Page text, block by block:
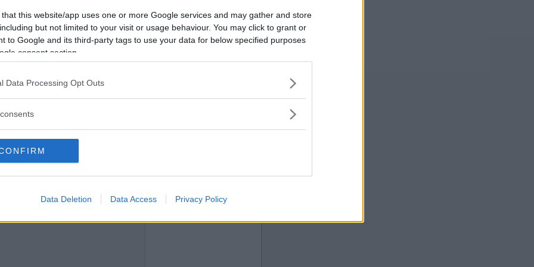
that this website/app uses one or more Google services and may gather and store
but not limited to your visit or usage behaviour. You may click to grant or
to Google and its third-party tags to use your data for below specified purposes
consent section.
Data Processing Opt Outs
Data Deletion Data Access Privacy Policy
saker om dig i seriöst och inte i snack?
redan?
grönmögelost
2008-11-26 22:11
Vill du bli
medlem?